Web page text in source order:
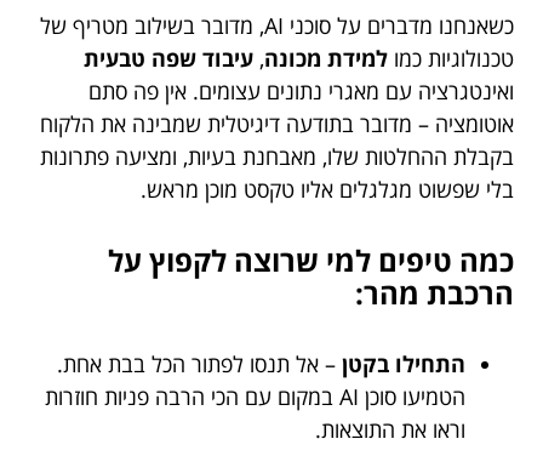
כשאנחנו מדברים על סוכני AI, מדובר בשילוב מטריף של
טכנולוגיות כמו למידת מכונה, עיבוד שפה טבעית
ואינטגרציה עם מאגרי נתונים עצומים. אין פה סתם
אוטומציה – מדובר בתודעה דיגיטלית שמבינה את הלקוח
בקבלת ההחלטות שלו, מאבחנת בעיות, ומציעה פתרונות
בלי שפשוט מגלגלים אליו טקסט מוכן מראש.
כמה טיפים למי שרוצה לקפוץ על
הרכבת מהר:
התחילו בקטן – אל תנסו לפתור הכל בבת אחת.
הטמיעו סוכן AI במקום עם הכי הרבה פניות חוזרות
וראו את התוצאות.